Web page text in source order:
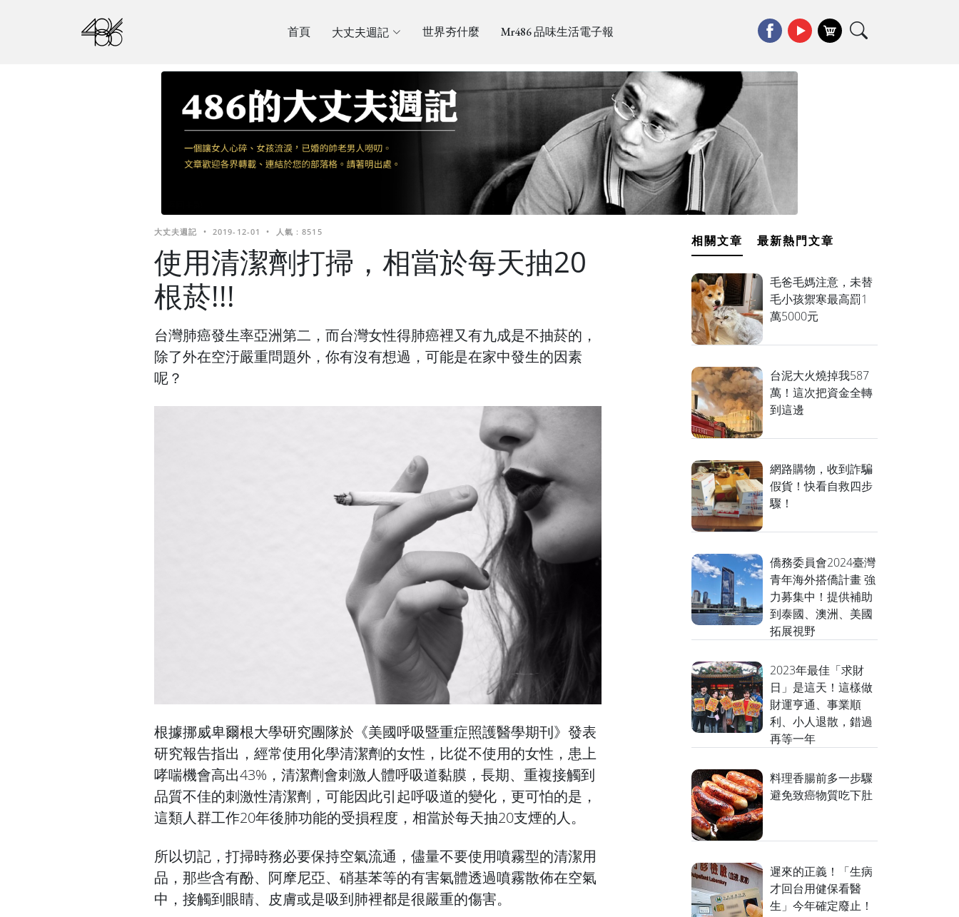
首頁 大丈夫週記 世界夯什麼 Mr486 品味生活電子報
大丈夫週記 • 2019-12-01 • 人氣 : 8515
使用清潔劑打掃，相當於每天抽20
根菸!!!
台灣肺癌發生率亞洲第二，而台灣女性得肺癌裡又有九成是不抽菸的，
除了外在空汙嚴重問題外，你有沒有想過，可能是在家中發生的因素
呢？
根據挪威卑爾根大學研究團隊於《美國呼吸暨重症照護醫學期刊》發表
研究報告指出，經常使用化學清潔劑的女性，比從不使用的女性，患上
哮喘機會高出43%，清潔劑會刺激人體呼吸道黏膜，長期、重複接觸到
品質不佳的刺激性清潔劑，可能因此引起呼吸道的變化，更可怕的是，
這類人群工作20年後肺功能的受損程度，相當於每天抽20支煙的人。
所以切記，打掃時務必要保持空氣流通，儘量不要使用噴霧型的清潔用
品，那些含有酚、阿摩尼亞、硝基苯等的有害氣體透過噴霧散佈在空氣
中，接觸到眼睛、皮膚或是吸到肺裡都是很嚴重的傷害。
相關文章 最新熱門文章
毛爸毛媽注意，未替
毛小孩禦寒最高罰1
萬5000元
台泥大火燒掉我587
萬！這次把資金全轉
到這邊
網路購物，收到詐騙
假貨！快看自救四步
驟！
僑務委員會2024臺灣
青年海外搭僑計畫 強
力募集中！提供補助
到泰國、澳洲、美國
拓展視野
2023年最佳「求財
日」是這天！這樣做
財運亨通、事業順
利、小人退散，錯過
再等一年
料理香腸前多一步驟
避免致癌物質吃下肚
遲來的正義！「生病
才回台用健保看醫
生」今年確定廢止！